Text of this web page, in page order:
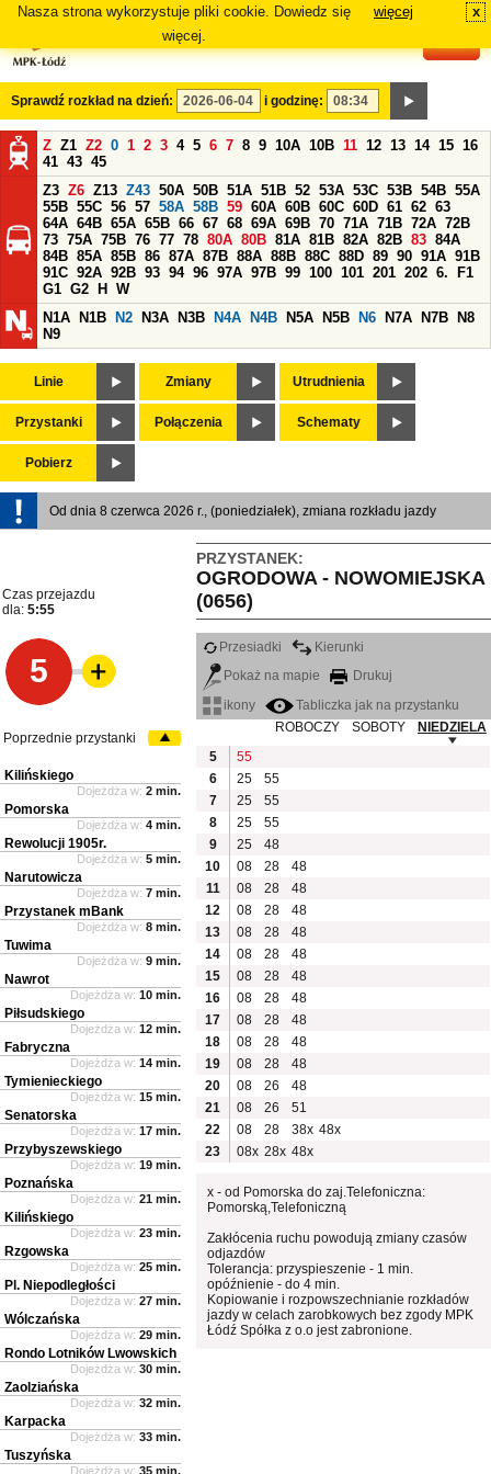
Nasza strona wykorzystuje pliki cookie. Dowiedz się
więcej.
więcej x
Sprawdź rozkład na dzień: i godzinę:
Z Z1 Z2 0 1 2 3 4 5 6 7 8 9 10A 10B 11 12 13 14 15 16
41 43 45
Z3 Z6 Z13 Z43 50A 50B 51A 51B 52 53A 53C 53B 54B 55A
55B 55C 56 57 58A 58B 59 60A 60B 60C 60D 61 62 63
64A 64B 65A 65B 66 67 68 69A 69B 70 71A 71B 72A 72B
73 75A 75B 76 77 78 80A 80B 81A 81B 82A 82B 83 84A
84B 85A 85B 86 87A 87B 88A 88B 88C 88D 89 90 91A 91B
91C 92A 92B 93 94 96 97A 97B 99 100 101 201 202 6.
F1
G1 G2 H
W
N1A
N1B N2 N3A N3B N4A N4B N5A N5B N6 N7A N7B
N8
N9
Linie Zmiany Utrudnienia
Przystanki Połączenia Schematy
Pobierz
Od dnia 8 czerwca 2026 r., (poniedziałek), zmiana rozkładu jazdy
PRZYSTANEK:
OGRODOWA - NOWOMIEJSKA
(0656)
Czas przejazdu
dla: 5:55
5
Przesiadki
Kierunki
Pokaż na mapie
Drukuj
ikony
Tabliczka jak na przystanku
ROBOCZY
SOBOTY
NIEDZIELA
5
55
6
25
55
7
25
55
8
25
55
9
25
48
10
08 28
48
11
08 28
48
12
08 28
48
13
08 28
48
14
08 28
48
15
08 28
48
16
08 28
48
17
08 28
48
18
08 28
48
19
08 28
48
20
08 26
48
21
08 26
51
22
08 28 38x 48x
23
08x 28x 48x
x - od Pomorska do zaj.Telefoniczna:
Pomorską,Telefoniczną
Zakłócenia ruchu powodują zmiany czasów
odjazdów
Tolerancja: przyspieszenie - 1 min.
opóźnienie - do 4 min.
Kopiowanie i rozpowszechnianie rozkładów
jazdy w celach zarobkowych bez zgody MPK
Łódź Spółka z o.o jest zabronione.
Poprzednie przystanki
Kilińskiego
Dojeżdża w: 2 min.
Pomorska
Dojeżdża w: 4 min.
Rewolucji 1905r.
Dojeżdża w: 5 min.
Narutowicza
Dojeżdża w: 7 min.
Przystanek mBank
Dojeżdża w: 8 min.
Tuwima
Dojeżdża w: 9 min.
Nawrot
Dojeżdża w: 10 min.
Piłsudskiego
Dojeżdża w: 12 min.
Fabryczna
Dojeżdża w: 14 min.
Tymienieckiego
Dojeżdża w: 15 min.
Senatorska
Dojeżdża w: 17 min.
Przybyszewskiego
Dojeżdża w: 19 min.
Poznańska
Dojeżdża w: 21 min.
Kilińskiego
Dojeżdża w: 23 min.
Rzgowska
Dojeżdża w: 25 min.
Pl. Niepodległości
Dojeżdża w: 27 min.
Wólczańska
Dojeżdża w: 29 min.
Rondo Lotników Lwowskich
Dojeżdża w: 30 min.
Zaolziańska
Dojeżdża w: 32 min.
Karpacka
Dojeżdża w: 33 min.
Tuszyńska
Dojeżdża w: 35 min.